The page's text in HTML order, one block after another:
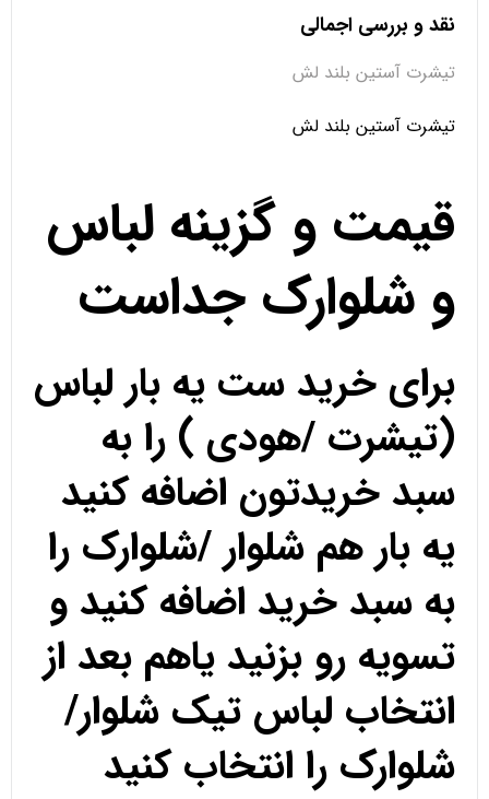
نقد و بررسی اجمالی
تیشرت آستین بلند لش
تیشرت آستین بلند لش
قیمت و گزینه لباس
و شلوارک جداست
برای خرید ست یه بار لباس
(تیشرت /هودی ) را به
سبد خریدتون اضافه کنید
یه بار هم شلوار /شلوارک را
به سبد خرید اضافه کنید و
تسویه رو بزنید یاهم بعد از
انتخاب لباس تیک شلوار/
شلوارک را انتخاب کنید